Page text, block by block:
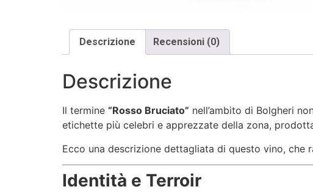
Descrizione Recensioni (0)
Descrizione
Il termine “Rosso Bruciato” nell’ambito di Bolgheri
etichette più celebri e apprezzate della zona,
Ecco una descrizione dettagliata di questo vino, che
Identità e Terroir